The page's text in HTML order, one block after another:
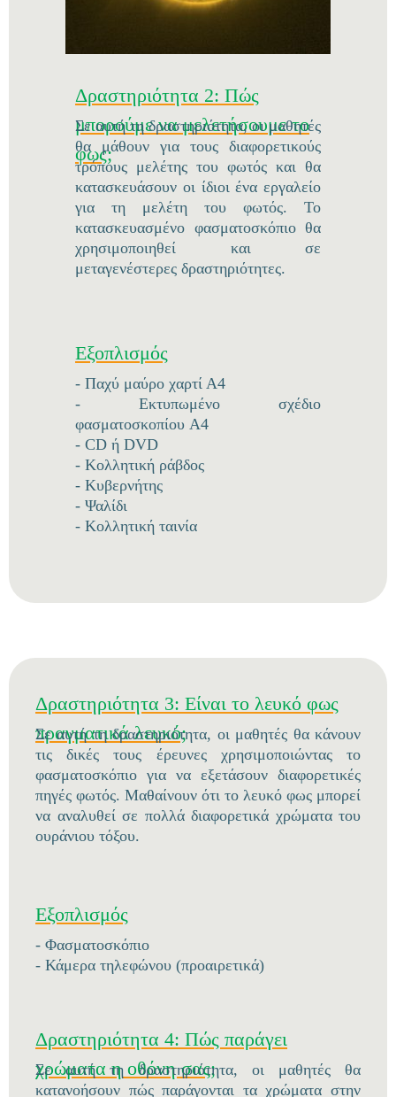
Δραστηριότητα 2: Πώς
μπορούμε να μελετήσουμε το
φως;
Σε αυτή τη δραστηριότητα, οι μαθητές
θα μάθουν για τους διαφορετικούς
τρόπους μελέτης του φωτός και θα
κατασκευάσουν οι ίδιοι ένα εργαλείο
για τη μελέτη του φωτός. Το
κατασκευασμένο φασματοσκόπιο θα
χρησιμοποιηθεί και σε
μεταγενέστερες δραστηριότητες.
Εξοπλισμός
- Παχύ μαύρο χαρτί Α4
- Εκτυπωμένο σχέδιο
φασματοσκοπίου A4
- CD ή DVD
- Κολλητική ράβδος
- Κυβερνήτης
- Ψαλίδι
- Κολλητική ταινία
Δραστηριότητα 3: Είναι το λευκό φως
πραγματικά λευκό;
Σε αυτή τη δραστηριότητα, οι μαθητές θα κάνουν
τις δικές τους έρευνες χρησιμοποιώντας το
φασματοσκόπιο για να εξετάσουν διαφορετικές
πηγές φωτός. Μαθαίνουν ότι το λευκό φως μπορεί
να αναλυθεί σε πολλά διαφορετικά χρώματα του
ουράνιου τόξου.
Εξοπλισμός
- Φασματοσκόπιο
- Κάμερα τηλεφώνου (προαιρετικά)
Δραστηριότητα 4: Πώς παράγει
χρώματα η οθόνη σας;
Σε αυτή τη δραστηριότητα, οι μαθητές θα
κατανοήσουν πώς παράγονται τα χρώματα στην